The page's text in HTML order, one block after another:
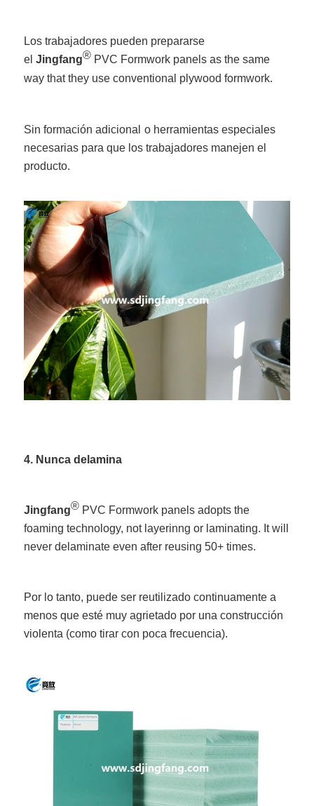
Los trabajadores pueden prepararse
elJingfang® PVC Formwork panels as the same
way that they use conventional plywood formwork.
Sin formación adicional
o herramientas especiales
necesarias para que los trabajadores manejen el
producto.
4. Nunca delamina
Jingfang® PVC Formwork panels adopts the
foaming technology, not layerinng or laminating. It will
never delaminate even after reusing 50+ times.
Por lo tanto, puede ser reutilizado continuamente a
menos que esté muy agrietado por una construcción
violenta (como tirar con poca frecuencia).